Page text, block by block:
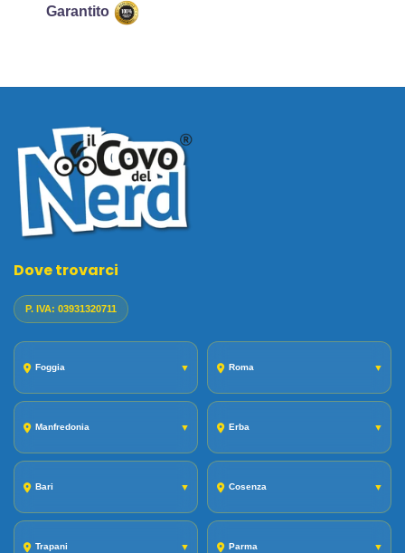
Garantito
Dove trovarci
P. IVA: 03931320711
Foggia ▼ Roma ▼
Manfredonia ▼ Erba ▼
Bari ▼ Cosenza ▼
Trapani ▼ Parma ▼